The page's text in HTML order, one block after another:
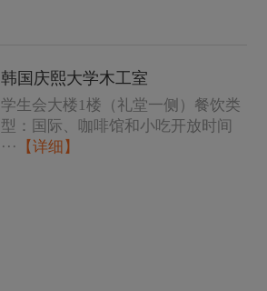
韩国庆熙大学木工室
学生会大楼1楼（礼堂一侧）餐饮类
型：国际、咖啡馆和小吃开放时间
···
【详细】